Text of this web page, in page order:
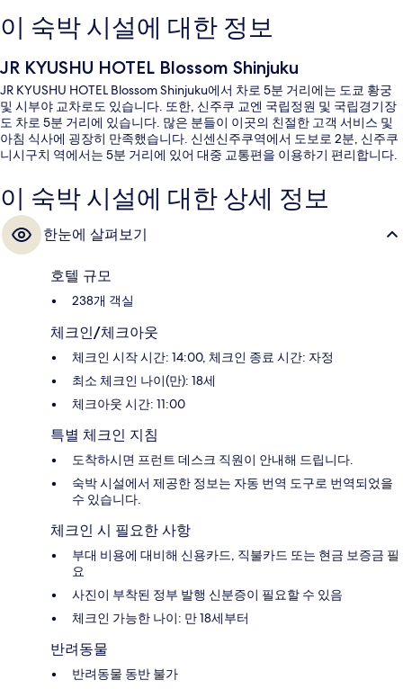
이 숙박 시설에 대한 정보
JR KYUSHU HOTEL Blossom Shinjuku
JR KYUSHU HOTEL Blossom Shinjuku에서 차로 5분 거리에는 도쿄 황궁
및 시부야 교차로도 있습니다. 또한, 신주쿠 교엔 국립정원 및 국립경기장
도 차로 5분 거리에 있습니다. 많은 분들이 이곳의 친절한 고객 서비스 및
아침 식사에 굉장히 만족했습니다. 신센신주쿠역에서 도보로 2분, 신주쿠
니시구치 역에서는 5분 거리에 있어 대중 교통편을 이용하기 편리합니다.
이 숙박 시설에 대한 상세 정보
한눈에 살펴보기
호텔 규모
238개 객실
체크인/체크아웃
체크인 시작 시간: 14:00, 체크인 종료 시간: 자정
최소 체크인 나이(만): 18세
체크아웃 시간: 11:00
특별 체크인 지침
도착하시면 프런트 데스크 직원이 안내해 드립니다.
숙박 시설에서 제공한 정보는 자동 번역 도구로 번역되었을
수 있습니다.
체크인 시 필요한 사항
부대 비용에 대비해 신용카드, 직불카드 또는 현금 보증금 필
요
사진이 부착된 정부 발행 신분증이 필요할 수 있음
체크인 가능한 나이: 만 18세부터
반려동물
반려동물 동반 불가